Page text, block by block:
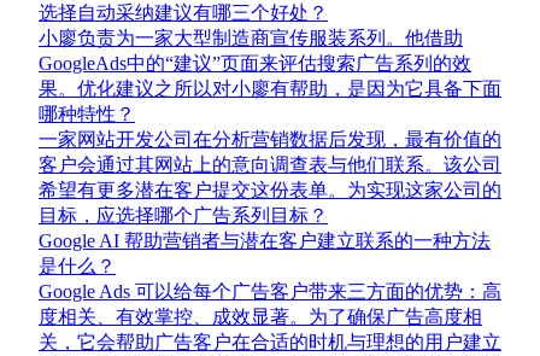
选择自动采纳建议有哪三个好处？
小廖负责为一家大型制造商宣传服装系列。他借助
GoogleAds中的“建议”页面来评估搜索广告系列的效
果。优化建议之所以对小廖有帮助，是因为它具备下面
哪种特性？
一家网站开发公司在分析营销数据后发现，最有价值的
客户会通过其网站上的意向调查表与他们联系。该公司
希望有更多潜在客户提交这份表单。为实现这家公司的
目标，应选择哪个广告系列目标？
Google AI 帮助营销者与潜在客户建立联系的一种方法
是什么？
Google Ads 可以给每个广告客户带来三方面的优势：高
度相关、有效掌控、成效显著。为了确保广告高度相
关，它会帮助广告客户在合适的时机与理想的用户建立